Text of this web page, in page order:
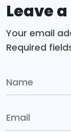
Leave
Your email
Required